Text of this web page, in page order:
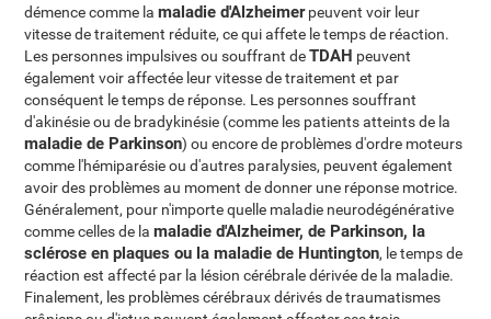
démence comme lamaladie d'Alzheimerpeuvent voir leur
vitesse de traitement réduite, ce qui affete le temps de réaction.
Les personnes impulsives ou souffrant deTDAH peuvent
également voir affectée leur vitesse de traitement et par
conséquent le temps de réponse. Les personnes souffrant
d'akinésie ou de bradykinésie (comme les patients atteints de la
maladie de Parkinson) ou encore de problèmes d'ordre moteurs
comme l'hémiparésie ou d'autres paralysies, peuvent également
avoir des problèmes au moment de donner une réponse motrice.
Généralement, pour n'importe quelle maladie neurodégénérative
comme celles de lamaladie d'Alzheimer, de Parkinson, la
sclérose en plaques ou la maladie de Huntington, le temps de
réaction est affecté par la lésion cérébrale dérivée de la maladie.
Finalement, les problèmes cérébraux dérivés de traumatismes